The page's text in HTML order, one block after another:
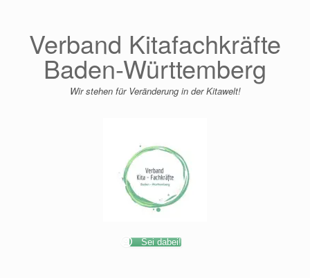
Verband Kitafachkräfte
Baden-Württemberg
Wir stehen für Veränderung in der Kitawelt!
Sei dabei!